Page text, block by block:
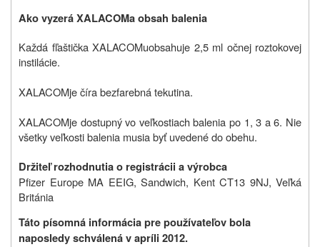
Ako vyzeráXALACOMa obsah balenia
Každá fľaštička XALACOMuobsahuje 2,5 ml očnej roztokovej
instilácie.
XALACOMje číra bezfarebná tekutina.
XALACOMje dostupný vo veľkostiach balenia po 1, 3 a 6. Nie
všetky veľkosti balenia musia byť uvedené do obehu.
Držiteľ rozhodnutia o registrácii a výrobca
Pfizer Europe MA EEIG, Sandwich, Kent CT13 9NJ, Veľká
Británia
Táto písomná informácia pre používateľov bola
naposledy schválená v apríli 2012.